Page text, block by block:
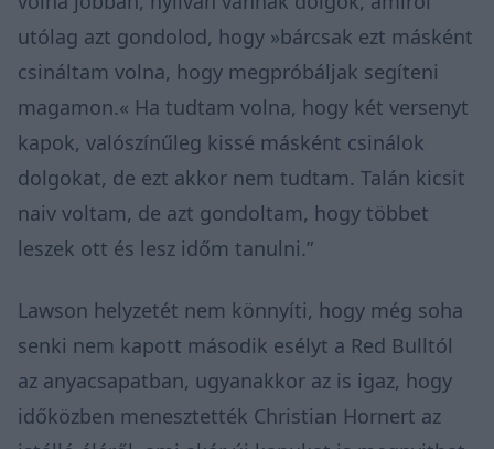
utólag azt gondolod, hogy »bárcsak ezt másként
csináltam volna, hogy megpróbáljak segíteni
magamon.« Ha tudtam volna, hogy két versenyt
kapok, valószínűleg kissé másként csinálok
dolgokat, de ezt akkor nem tudtam. Talán kicsit
naiv voltam, de azt gondoltam, hogy többet
leszek ott és lesz időm tanulni.”
Lawson helyzetét nem könnyíti, hogy még soha
senki nem kapott második esélyt a Red Bulltól
az anyacsapatban, ugyanakkor az is igaz, hogy
időközben menesztették Christian Hornert az